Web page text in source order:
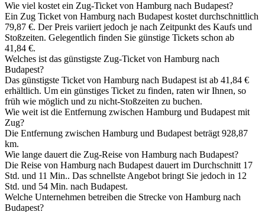
Wie viel kostet ein Zug-Ticket von Hamburg nach Budapest?
Ein Zug Ticket von Hamburg nach Budapest kostet durchschnittlich
79,87 €. Der Preis variiert jedoch je nach Zeitpunkt des Kaufs und
Stoßzeiten. Gelegentlich finden Sie günstige Tickets schon ab
41,84 €.
Welches ist das günstigste Zug-Ticket von Hamburg nach
Budapest?
Das günstigste Ticket von Hamburg nach Budapest ist ab 41,84 €
erhältlich. Um ein günstiges Ticket zu finden, raten wir Ihnen, so
früh wie möglich und zu nicht-Stoßzeiten zu buchen.
Wie weit ist die Entfernung zwischen Hamburg und Budapest mit
Zug?
Die Entfernung zwischen Hamburg und Budapest beträgt 928,87
km.
Wie lange dauert die Zug-Reise von Hamburg nach Budapest?
Die Reise von Hamburg nach Budapest dauert im Durchschnitt 17
Std. und 11 Min.. Das schnellste Angebot bringt Sie jedoch in 12
Std. und 54 Min. nach Budapest.
Welche Unternehmen betreiben die Strecke von Hamburg nach
Budapest?